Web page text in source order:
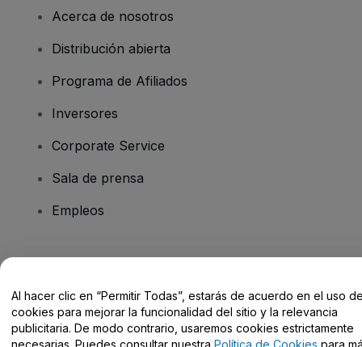
Acerca de nosotros
Distribución abierta
Programa de Afiliados
Inversores
Corporate Service
Sala de prensa
Empleos
Centro de Ayuda / Contacto
Al hacer clic en “Permitir Todas”, estarás de acuerdo en el uso
cookies para mejorar la funcionalidad del sitio y la relevancia
publicitaria. De modo contrario, usaremos cookies estrictamente
necesarias. Puedes consultar nuestra Política de Cookies para